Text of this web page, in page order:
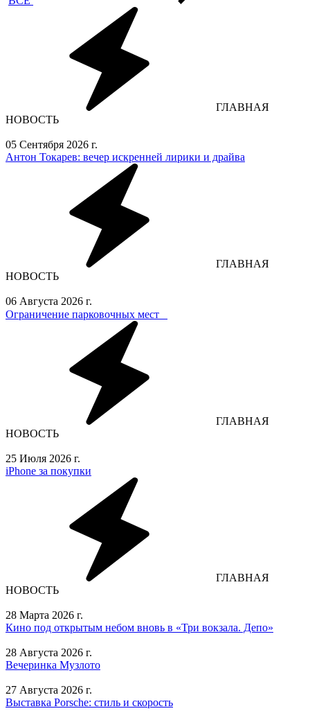
ГЛАВНАЯ
НОВОСТЬ
05 Сентября 2026 г.
Антон Токарев: вечер искренней лирики и драйва
ГЛАВНАЯ
НОВОСТЬ
06 Августа 2026 г.
Ограничение парковочных мест⁣⁣⠀
ГЛАВНАЯ
НОВОСТЬ
25 Июля 2026 г.
iPhone за покупки
ГЛАВНАЯ
НОВОСТЬ
28 Марта 2026 г.
Кино под открытым небом вновь в «Три вокзала. Депо»
28 Августа 2026 г.
Вечеринка Музлото
27 Августа 2026 г.
Выставка Porsche: стиль и скорость